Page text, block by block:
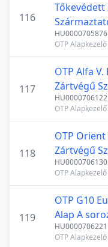
116
Tőkevédett
HU0000705876
OTP
117
OTP Alfa
Zártvégű
HU0000706122
OTP
118
OTP
Zártvégű
HU0000706130
OTP
119
OTP G10
Alap A
HU0000706221
OTP